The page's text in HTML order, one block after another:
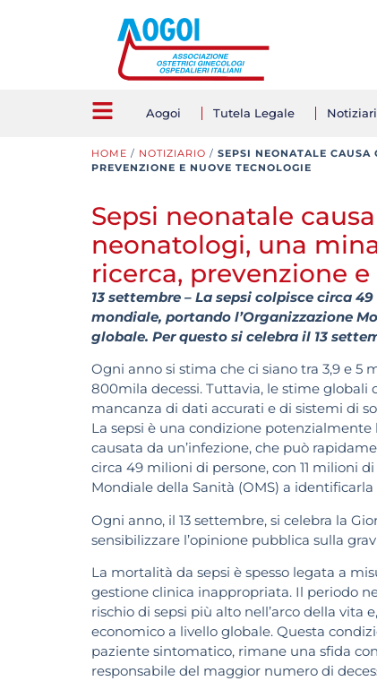
Aogoi Tutela Legale
HOME / NOTIZIARIO / SEPSI NEONATALE
PREVENZIONE E NUOVE TECNOLOGIE
Sepsi neonatale
neonatologi, una
ricerca, prevenzione
13 settembre – La sepsi colpisce circa
mondiale, portando l’Organizzazione
globale. Per questo si celebra il 13
Ogni anno si stima che ci siano tra 3,9 e 5
800mila decessi. Tuttavia, le stime globali
mancanza di dati accurati e di sistemi di
La sepsi è una condizione
causata da un’infezione, che può
circa 49 milioni di persone, con 11 milioni
Mondiale della Sanità (OMS) a
Ogni anno, il 13 settembre, si celebra la
sensibilizzare l’opinione pubblica sulla
La mortalità da sepsi è spesso legata a
gestione clinica inappropriata. Il periodo
rischio di sepsi più alto nell’arco della vita
economico a livello globale. Questa
paziente sintomatico, rimane una sfida
responsabile del maggior numero di